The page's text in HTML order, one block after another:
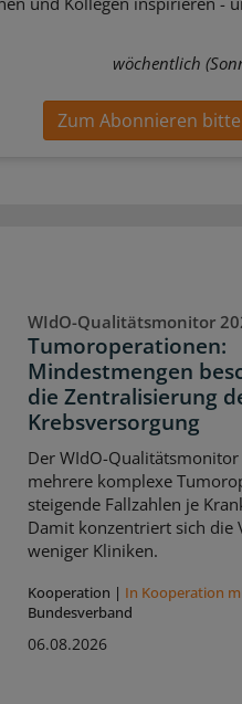
wöchentlich
Zum Abonnieren
WIdO-Qualitätsmonitor
Tumoroperationen:
Mindestmengen
die Zentralisierung
Krebsversorgung
Der WIdO-
mehrere komplexe
steigende Fallzahlen je
Damit konzentriert sich die
weniger Kliniken.
Kooperation | In Kooperation
Bundesverband
06.08.2026